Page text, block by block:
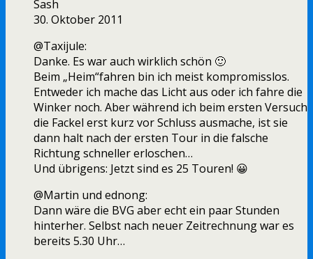
Sash
30. Oktober 2011
@Taxijule:
Danke. Es war auch wirklich schön 🙂
Beim „Heim“fahren bin ich meist kompromisslos.
Entweder ich mache das Licht aus oder ich fahre die
Winker noch. Aber während ich beim ersten Versuch
die Fackel erst kurz vor Schluss ausmache, ist sie
dann halt nach der ersten Tour in die falsche
Richtung schneller erloschen…
Und übrigens: Jetzt sind es 25 Touren! 😀
@Martin und ednong:
Dann wäre die BVG aber echt ein paar Stunden
hinterher. Selbst nach neuer Zeitrechnung war es
bereits 5.30 Uhr…